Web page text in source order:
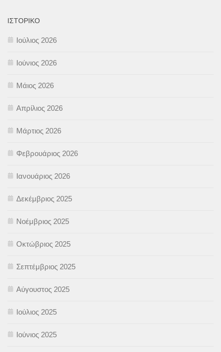
ΙΣΤΟΡΙΚΌ
Ιούλιος 2026
Ιούνιος 2026
Μάιος 2026
Απρίλιος 2026
Μάρτιος 2026
Φεβρουάριος 2026
Ιανουάριος 2026
Δεκέμβριος 2025
Νοέμβριος 2025
Οκτώβριος 2025
Σεπτέμβριος 2025
Αύγουστος 2025
Ιούλιος 2025
Ιούνιος 2025